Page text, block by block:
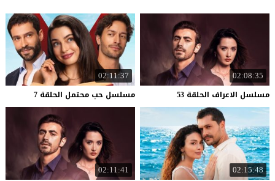
02:08:35
مسلسل الاعراف الحلقة 53
02:11:37
مسلسل حب محتمل الحلقة 7
02:15:48
02:11:41